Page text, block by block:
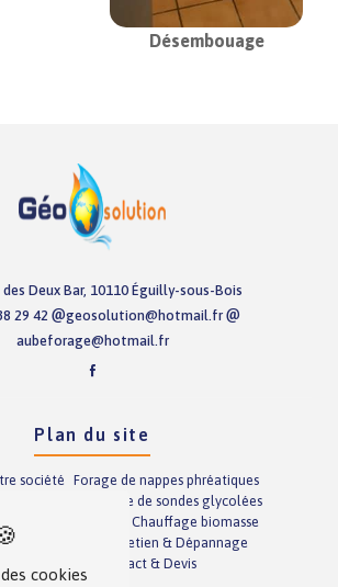
Désembouage
des Deux Bar, 10110 Éguilly-sous-Bois
29 42
geosolution@hotmail.fr
aubeforage@hotmail.fr
Plan du site
société Forage de nappes phréatiques
Pose de sondes glycolées
Chauffage biomasse
Entretien & Dépannage
Contact & Devis
cookies